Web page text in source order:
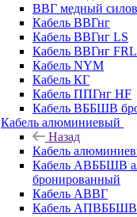
ВВГ медный
Кабель ВВГнг
Кабель ВВГнг LS
Кабель ВВГнг
Кабель NYM
Кабель КГ
Кабель ППГнг HF
Кабель ВББШВ
Кабель алюминиевый
Назад
Кабель
Кабель АВББШВ
бронированный
Кабель АВВГ
Кабель АПВББШВ